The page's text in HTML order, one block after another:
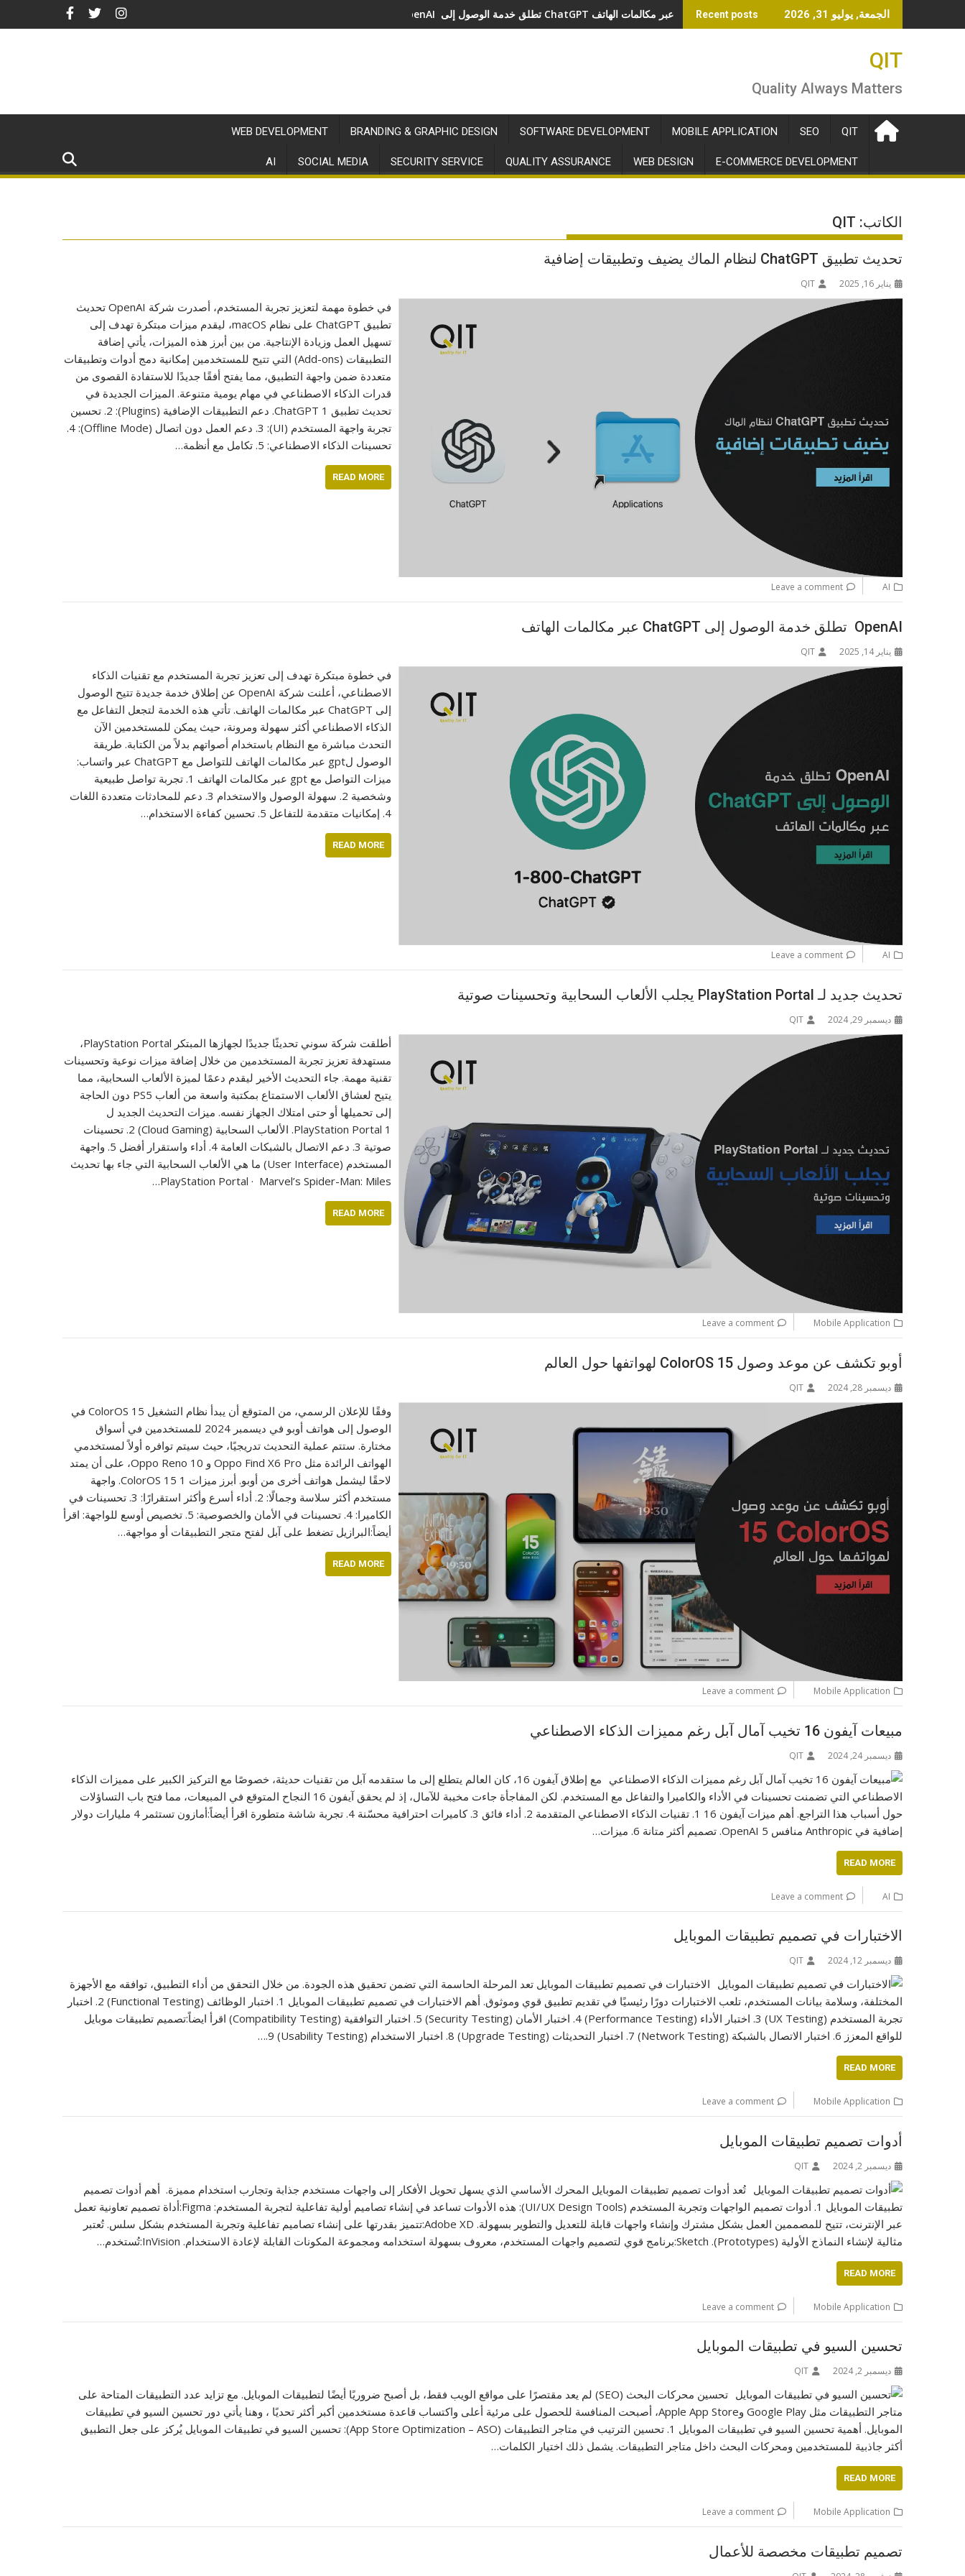
to
الجمعة, يوليو 31, 2026 Recent posts OpenAI تطلق خدمة الوصول إلى ChatGPT عبر مكالمات الهاتف
QIT
Quality Always Matters
QIT
SEO
MOBILE APPLICATION
SOFTWARE DEVELOPMENT
BRANDING & GRAPHIC DESIGN
WEB DEVELOPMENT
E-COMMERCE DEVELOPMENT
WEB DESIGN
QUALITY ASSURANCE
SECURITY SERVICE
SOCIAL MEDIA
AI
الكاتب: QIT
تحديث تطبيق ChatGPT لنظام الماك يضيف وتطبيقات إضافية
يناير 16, 2025 QIT
في خطوة مهمة لتعزيز تجربة المستخدم، أصدرت شركة OpenAI تحديث
تطبيق ChatGPT على نظام macOS، ليقدم ميزات مبتكرة تهدف إلى
تسهيل العمل وزيادة الإنتاجية. من بين أبرز هذه الميزات، يأتي إضافة
التطبيقات (Add-ons) التي تتيح للمستخدمين إمكانية دمج أدوات وتطبيقات
متعددة ضمن واجهة التطبيق، مما يفتح أفقًا جديدًا للاستفادة القصوى من
قدرات الذكاء الاصطناعي في مهام يومية متنوعة. الميزات الجديدة في
تحديث تطبيق ChatGPT 1. دعم التطبيقات الإضافية (Plugins): 2. تحسين
تجربة واجهة المستخدم (UI): 3. دعم العمل دون اتصال (Offline Mode): 4.
تحسينات الذكاء الاصطناعي: 5. تكامل مع أنظمة…
READ MORE
AI
Leave a comment
OpenAI تطلق خدمة الوصول إلى ChatGPT عبر مكالمات الهاتف
يناير 14, 2025 QIT
في خطوة مبتكرة تهدف إلى تعزيز تجربة المستخدم مع تقنيات الذكاء
الاصطناعي، أعلنت شركة OpenAI عن إطلاق خدمة جديدة تتيح الوصول
إلى ChatGPT عبر مكالمات الهاتف. تأتي هذه الخدمة لتجعل التفاعل مع
الذكاء الاصطناعي أكثر سهولة ومرونة، حيث يمكن للمستخدمين الآن
التحدث مباشرة مع النظام باستخدام أصواتهم بدلاً من الكتابة. طريقة
الوصول لgpt عبر مكالمات الهاتف للتواصل مع ChatGPT عبر واتساب:
ميزات التواصل مع gpt عبر مكالمات الهاتف 1. تجربة تواصل طبيعية
وشخصية 2. سهولة الوصول والاستخدام 3. دعم للمحادثات متعددة اللغات
4. إمكانيات متقدمة للتفاعل 5. تحسين كفاءة الاستخدام…
READ MORE
AI
Leave a comment
تحديث جديد لـ PlayStation Portal يجلب الألعاب السحابية وتحسينات صوتية
ديسمبر 29, 2024 QIT
أطلقت شركة سوني تحديثًا جديدًا لجهازها المبتكر PlayStation Portal،
مستهدفة تعزيز تجربة المستخدمين من خلال إضافة ميزات نوعية وتحسينات
تقنية مهمة. جاء التحديث الأخير ليقدم دعمًا لميزة الألعاب السحابية، مما
يتيح لعشاق الألعاب الاستمتاع بمكتبة واسعة من ألعاب PS5 دون الحاجة
إلى تحميلها أو حتى امتلاك الجهاز نفسه. ميزات التحديث الجديد ل
PlayStation Portal 1. الألعاب السحابية (Cloud Gaming) 2. تحسينات
صوتية 3. دعم الاتصال بالشبكات العامة 4. أداء واستقرار أفضل 5. واجهة
المستخدم (User Interface) ما هي الألعاب السحابية التي جاء بها تحديث
PlayStation Portal · Marvel’s Spider-Man: Miles…
READ MORE
Mobile Application
Leave a comment
أوبو تكشف عن موعد وصول ColorOS 15 لهواتفها حول العالم
ديسمبر 28, 2024 QIT
وفقًا للإعلان الرسمي، من المتوقع أن يبدأ نظام التشغيل ColorOS 15 في
الوصول إلى هواتف أوبو في ديسمبر 2024 للمستخدمين في أسواق
مختارة. ستتم عملية التحديث تدريجيًا، حيث سيتم توافره أولاً لمستخدمي
الهواتف الرائدة مثل Oppo Find X6 Pro و Oppo Reno 10، على أن يمتد
لاحقًا ليشمل هواتف أخرى من أوبو. أبرز ميزات ColorOS 15 1. واجهة
مستخدم أكثر سلاسة وجمالًا: 2. أداء أسرع وأكثر استقرارًا: 3. تحسينات في
الكاميرا: 4. تحسينات في الأمان والخصوصية: 5. تخصيص أوسع للواجهة: اقرأ
أيضاً:البرازيل تضغط على آبل لفتح متجر التطبيقات أو مواجهة…
READ MORE
Mobile Application
Leave a comment
مبيعات آيفون 16 تخيب آمال آبل رغم مميزات الذكاء الاصطناعي
ديسمبر 24, 2024 QIT
مع إطلاق آيفون 16، كان العالم يتطلع إلى ما ستقدمه آبل من تقنيات حديثة، خصوصًا مع التركيز الكبير على مميزات الذكاء
الاصطناعي التي تضمنت تحسينات في الأداء والكاميرا والتفاعل مع المستخدم. لكن المفاجأة جاءت مخيبة للآمال، إذ لم يحقق آيفون 16 النجاح المتوقع في المبيعات، مما فتح باب التساؤلات
حول أسباب هذا التراجع. أهم ميزات آيفون 16 1. تقنيات الذكاء الاصطناعي المتقدمة 2. أداء فائق 3. كاميرات احترافية محسّنة 4. تجربة شاشة متطورة اقرأ أيضاً:أمازون تستثمر 4 مليارات دولار
إضافية في Anthropic منافس OpenAI 5. تصميم أكثر متانة 6. ميزات…
READ MORE
AI
Leave a comment
الاختبارات في تصميم تطبيقات الموبايل
ديسمبر 12, 2024 QIT
الاختبارات في تصميم تطبيقات الموبايل تعد المرحلة الحاسمة التي تضمن تحقيق هذه الجودة. من خلال التحقق من أداء التطبيق، توافقه مع الأجهزة
المختلفة، وسلامة بيانات المستخدم، تلعب الاختبارات دورًا رئيسيًا في تقديم تطبيق قوي وموثوق. أهم الاختبارات في تصميم تطبيقات الموبايل 1. اختبار الوظائف (Functional Testing) 2. اختبار
تجربة المستخدم (UX Testing) 3. اختبار الأداء (Performance Testing) 4. اختبار الأمان (Security Testing) 5. اختبار التوافقية (Compatibility Testing) اقرأ ايضاً:تصميم تطبيقات موبايل
للواقع المعزز 6. اختبار الاتصال بالشبكة (Network Testing) 7. اختبار التحديثات (Upgrade Testing) 8. اختبار الاستخدام (Usability Testing) 9.…
READ MORE
Mobile Application
Leave a comment
أدوات تصميم تطبيقات الموبايل
ديسمبر 2, 2024 QIT
تُعد أدوات تصميم تطبيقات الموبايل المحرك الأساسي الذي يسهل تحويل الأفكار إلى واجهات مستخدم جذابة وتجارب استخدام مميزة. أهم أدوات تصميم
تطبيقات الموبايل 1. أدوات تصميم الواجهات وتجربة المستخدم (UI/UX Design Tools): هذه الأدوات تساعد في إنشاء تصاميم أولية تفاعلية لتجربة المستخدم: Figma:أداة تصميم تعاونية تعمل
عبر الإنترنت، تتيح للمصممين العمل بشكل مشترك وإنشاء واجهات قابلة للتعديل والتطوير بسهولة. Adobe XD:تتميز بقدرتها على إنشاء تصاميم تفاعلية وتجربة المستخدم بشكل سلس. تُعتبر
مثالية لإنشاء النماذج الأولية (Prototypes). Sketch:برنامج قوي لتصميم واجهات المستخدم، معروف بسهولة استخدامه ومجموعة المكونات القابلة لإعادة الاستخدام. InVision:تُستخدم…
READ MORE
Mobile Application
Leave a comment
تحسين السيو في تطبيقات الموبايل
ديسمبر 2, 2024 QIT
تحسين محركات البحث (SEO) لم يعد مقتصرًا على مواقع الويب فقط، بل أصبح ضروريًا أيضًا لتطبيقات الموبايل. مع تزايد عدد التطبيقات المتاحة على
متاجر التطبيقات مثل Google Play وApple App Store، أصبحت المنافسة للحصول على مرئية أعلى واكتساب قاعدة مستخدمين أكبر أكثر تحديًا ، وهنا يأتي دور تحسين السيو في تطبيقات
الموبايل. أهمية تحسين السيو في تطبيقات الموبايل 1. تحسين الترتيب في متاجر التطبيقات (App Store Optimization – ASO): تحسين السيو في تطبيقات الموبايل يُركز على جعل التطبيق
أكثر جاذبية للمستخدمين ومحركات البحث داخل متاجر التطبيقات. يشمل ذلك اختيار الكلمات…
READ MORE
Mobile Application
Leave a comment
تصميم تطبيقات مخصصة للأعمال